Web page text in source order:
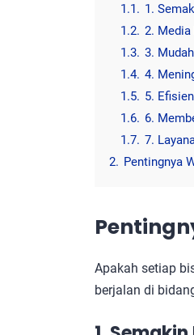
1.1. 1.
1.2. 2. Media
1.3. 3.
1.4. 4.
1.5. 5.
1.6. 6.
1.7. 7.
2. Pentingnya
Apakah setiap
berjalan di